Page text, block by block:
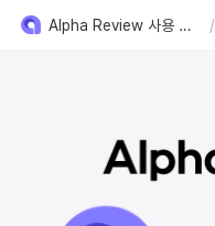
Alpha Review 사용 방법 /